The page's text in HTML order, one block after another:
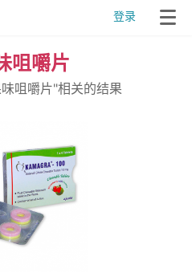
登录
咀嚼片
咀嚼片"相关的结果